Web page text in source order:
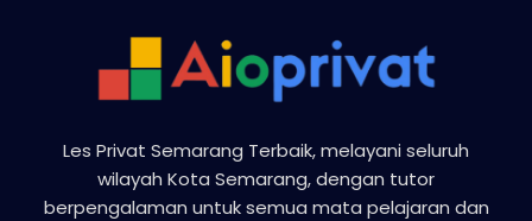
Les Privat Semarang Terbaik, melayani seluruh
wilayah Kota Semarang, dengan tutor
berpengalaman untuk semua mata pelajaran dan